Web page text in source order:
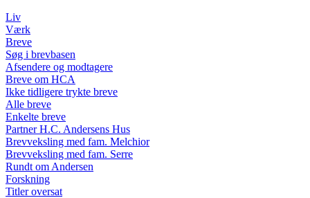
Liv
Værk
Breve
Søg i brevbasen
Afsendere og modtagere
Breve om HCA
Ikke tidligere trykte breve
Alle breve
Enkelte breve
Partner H.C. Andersens Hus
Brevveksling med fam. Melchior
Brevveksling med fam. Serre
Rundt om Andersen
Forskning
Titler oversat